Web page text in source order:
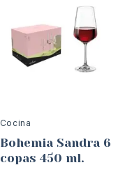
Cocina
Bohemia Sandra 6
copas 450 ml.